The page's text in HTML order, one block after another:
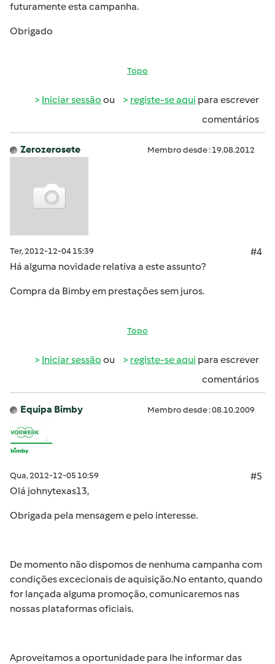
futuramente esta campanha.
Obrigado
Topo
Iniciar sessão ou registe-se aqui para escrever
comentários
Zerozerosete Membro desde : 19.08.2012
Ter, 2012-12-04 15:39
#4
Há alguma novidade relativa a este assunto?
Compra da Bimby em prestações sem juros.
Topo
Iniciar sessão ou registe-se aqui para escrever
comentários
Equipa Bimby Membro desde : 08.10.2009
Qua, 2012-12-05 10:59
#5
Olá johnytexas13,
Obrigada pela mensagem e pelo interesse.
De momento não dispomos de nenhuma campanha com
condições excecionais de aquisição.No entanto, quando
for lançada alguma promoção, comunicaremos nas
nossas plataformas oficiais.
Aproveitamos a oportunidade para lhe informar das